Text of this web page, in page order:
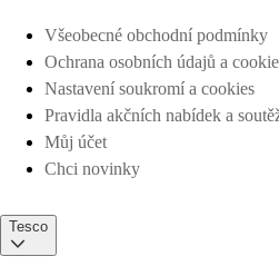
Všeobecné obchodní podmínky
Ochrana osobních údajů a
Nastavení soukromí a cookies
Pravidla akčních nabídek a
Můj účet
Chci novinky
Tesco